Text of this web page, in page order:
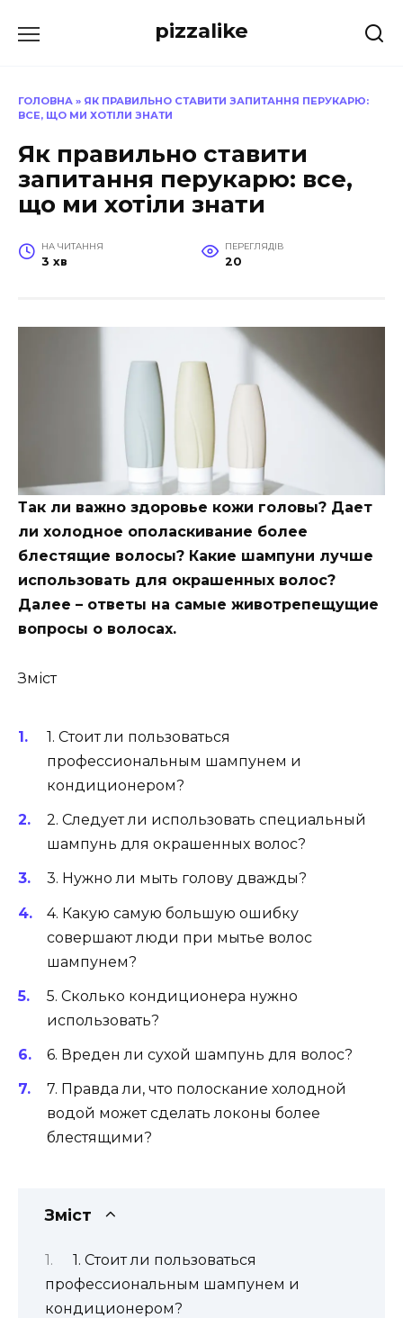
до
pizzalike
ГОЛОВНА » ЯК ПРАВИЛЬНО СТАВИТИ ЗАПИТАННЯ ПЕРУКАРЮ:
ВСЕ, ЩО МИ ХОТІЛИ ЗНАТИ
Як правильно ставити
запитання перукарю: все,
що ми хотіли знати
НА ЧИТАННЯ
3 хв
ПЕРЕГЛЯДІВ
20
Так ли важно здоровье кожи головы? Дает
ли холодное ополаскивание более
блестящие волосы? Какие шампуни лучше
использовать для окрашенных волос?
Далее – ответы на самые животрепещущие
вопросы о волосах.
Зміст
1. Стоит ли пользоваться
профессиональным шампунем и
кондиционером?
2. Следует ли использовать специальный
шампунь для окрашенных волос?
3. Нужно ли мыть голову дважды?
4. Какую самую большую ошибку
совершают люди при мытье волос
шампунем?
5. Сколько кондиционера нужно
использовать?
6. Вреден ли сухой шампунь для волос?
7. Правда ли, что полоскание холодной
водой может сделать локоны более
блестящими?
Зміст
1. Стоит ли пользоваться
профессиональным шампунем и
кондиционером?